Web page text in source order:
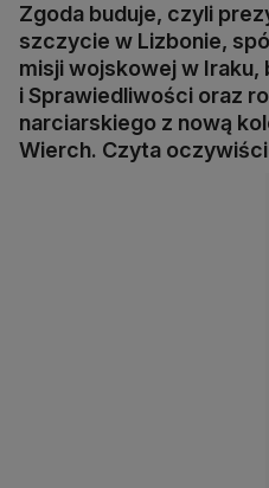
Zgoda buduje, czyli
szczycie w Lizbonie,
misji wojskowej w Iraku,
i Sprawiedliwości oraz
narciarskiego z nową
Wierch. Czyta